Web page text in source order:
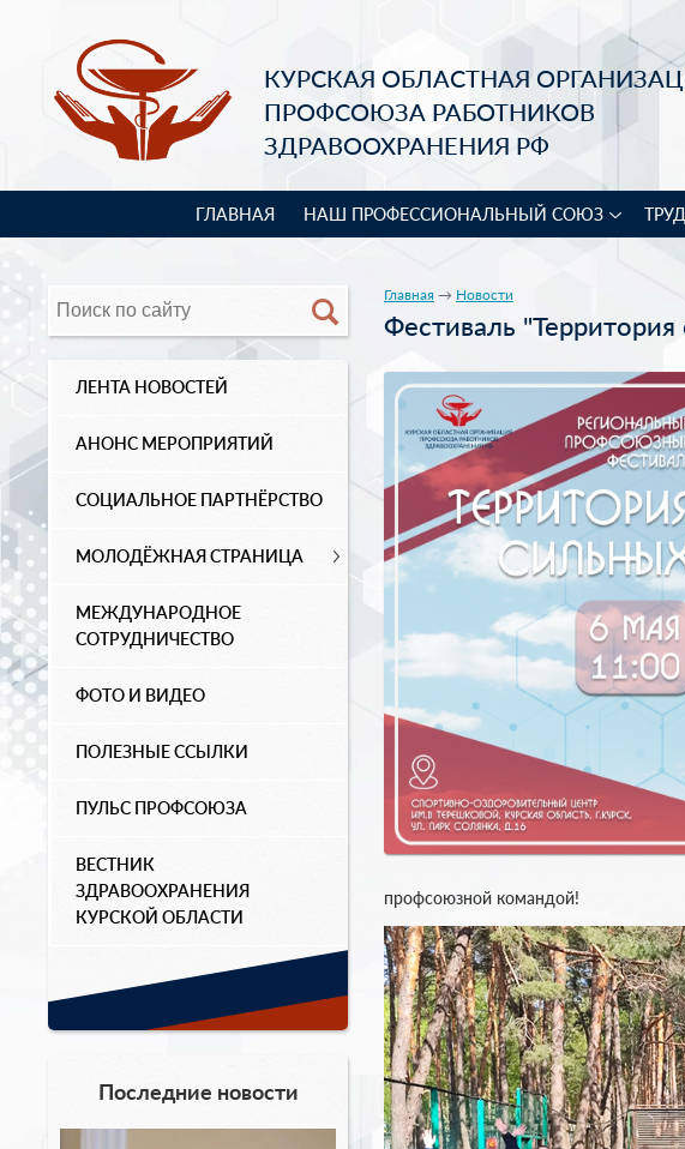
КУРСКАЯ ОБЛАСТНАЯ
ПРОФСОЮЗА РАБОТНИКОВ
ЗДРАВООХРАНЕНИЯ РФ
ГЛАВНАЯ НАШ ПРОФЕССИОНАЛЬНЫЙ СОЮЗ
ЛЕНТА НОВОСТЕЙ
АНОНС МЕРОПРИЯТИЙ
СОЦИАЛЬНОЕ ПАРТНЁРСТВО
МОЛОДЁЖНАЯ СТРАНИЦА
МЕЖДУНАРОДНОЕ
СОТРУДНИЧЕСТВО
ФОТО И ВИДЕО
ПОЛЕЗНЫЕ ССЫЛКИ
ПУЛЬС ПРОФСОЮЗА
ВЕСТНИК
ЗДРАВООХРАНЕНИЯ
КУРСКОЙ ОБЛАСТИ
Последние новости
Главная → Новости
Фестиваль
профсоюзной командой!